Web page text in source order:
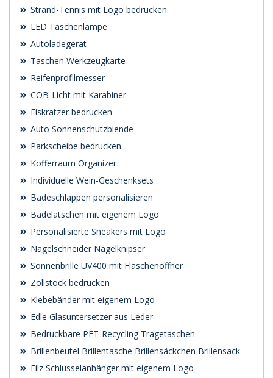
Strand-Tennis mit Logo bedrucken
LED Taschenlampe
Autoladegerät
Taschen Werkzeugkarte
Reifenprofilmesser
COB-Licht mit Karabiner
Eiskratzer bedrucken
Auto Sonnenschutzblende
Parkscheibe bedrucken
Kofferraum Organizer
Individuelle Wein-Geschenksets
Badeschlappen personalisieren
Badelatschen mit eigenem Logo
Personalisierte Sneakers mit Logo
Nagelschneider Nagelknipser
Sonnenbrille UV400 mit Flaschenöffner
Zollstock bedrucken
Klebebänder mit eigenem Logo
Edle Glasuntersetzer aus Leder
Bedruckbare PET-Recycling Tragetaschen
Brillenbeutel Brillentasche Brillensäckchen Brillensack
Filz Schlüsselanhänger mit eigenem Logo